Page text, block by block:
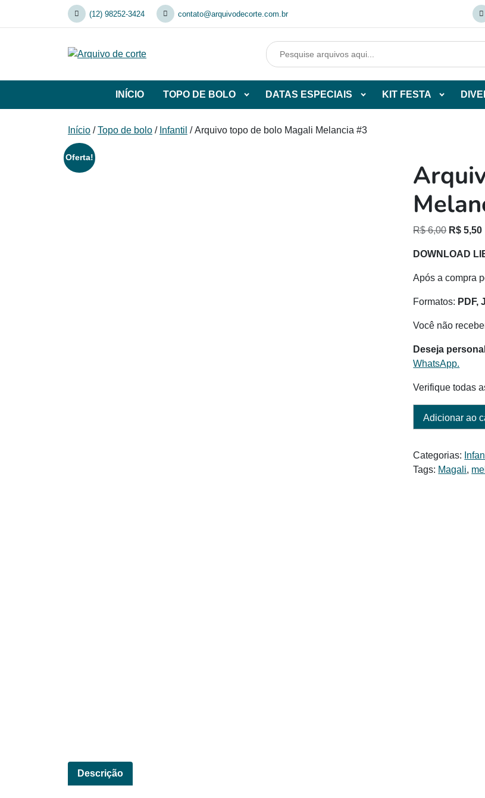
(12) 98252-3424 contato@arquivodecorte.com.br
INÍCIO TOPO DE BOLO
de
DATAS ESPECIAIS
de
KIT FESTA
Início /Topo de bolo / Infantil / Arquivo topo de bolo Magali Melancia #3
Oferta!
R$6,00 O
original
R$ 5,50O
DOWNLOAD
Após a compra
Formatos: PDF,
Você não
Deseja
WhatsApp.
Verifique todas
Adicionar ao
Categorias:
Tags: Magali,
Descrição